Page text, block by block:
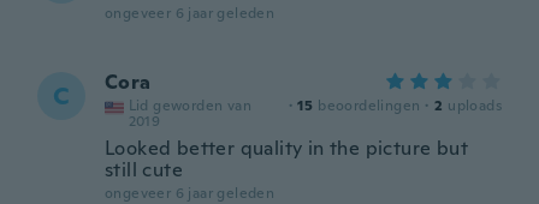
ongeveer 6 jaar geleden
C Cora
Lid geworden van
2019
· 15 beoordelingen · 2 uploads
Looked better quality in the picture but
still cute
ongeveer 6 jaar geleden